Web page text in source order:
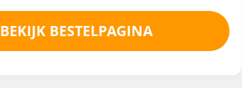
BEKIJK BESTELPAGINA